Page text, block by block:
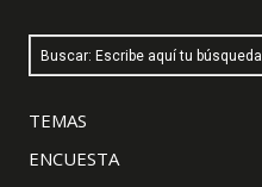
Buscar: Escribe aquí tu búsqueda
TEMAS
ENCUESTA